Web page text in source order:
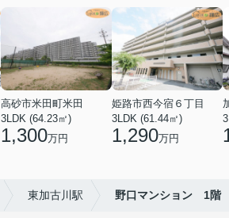
高砂市米田町米田
3LDK (64.23㎡)
1,300万円
姫路市西今宿６丁目
3LDK (61.44㎡)
1,290万円
東加古川駅 野口マンション 1階